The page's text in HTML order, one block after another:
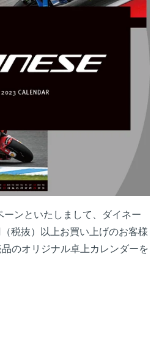
ンといたしまして、ダイネー
税抜）以上お買い上げのお客様
のオリジナル卓上カレンダーを